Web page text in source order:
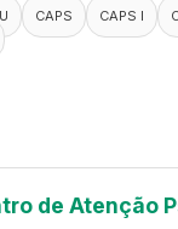
CAPS CAPS I
de Atenção